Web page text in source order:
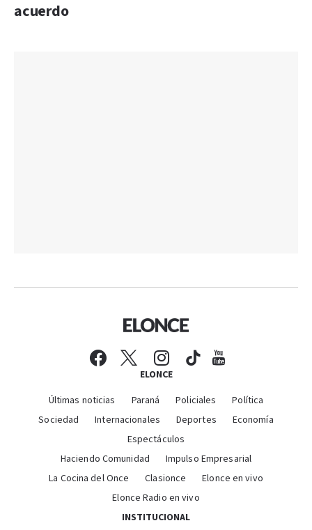
acuerdo
ELONCE
Últimas noticias Paraná Policiales
Política
Sociedad
Internacionales Deportes
Economía
Espectáculos
Haciendo Comunidad
Impulso Empresarial
La Cocina del Once
Clasionce
Elonce en vivo
Elonce Radio en vivo
INSTITUCIONAL